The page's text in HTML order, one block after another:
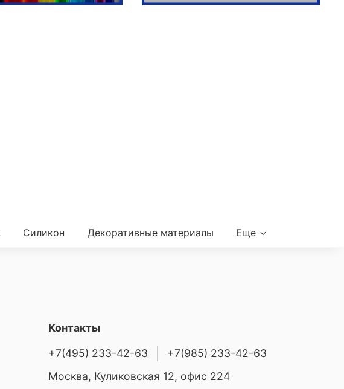
Силикон Декоративные материалы Еще
Контакты
+7(495) 233-42-63
+7(985) 233-42-63
Москва, Куликовская 12, офис 224